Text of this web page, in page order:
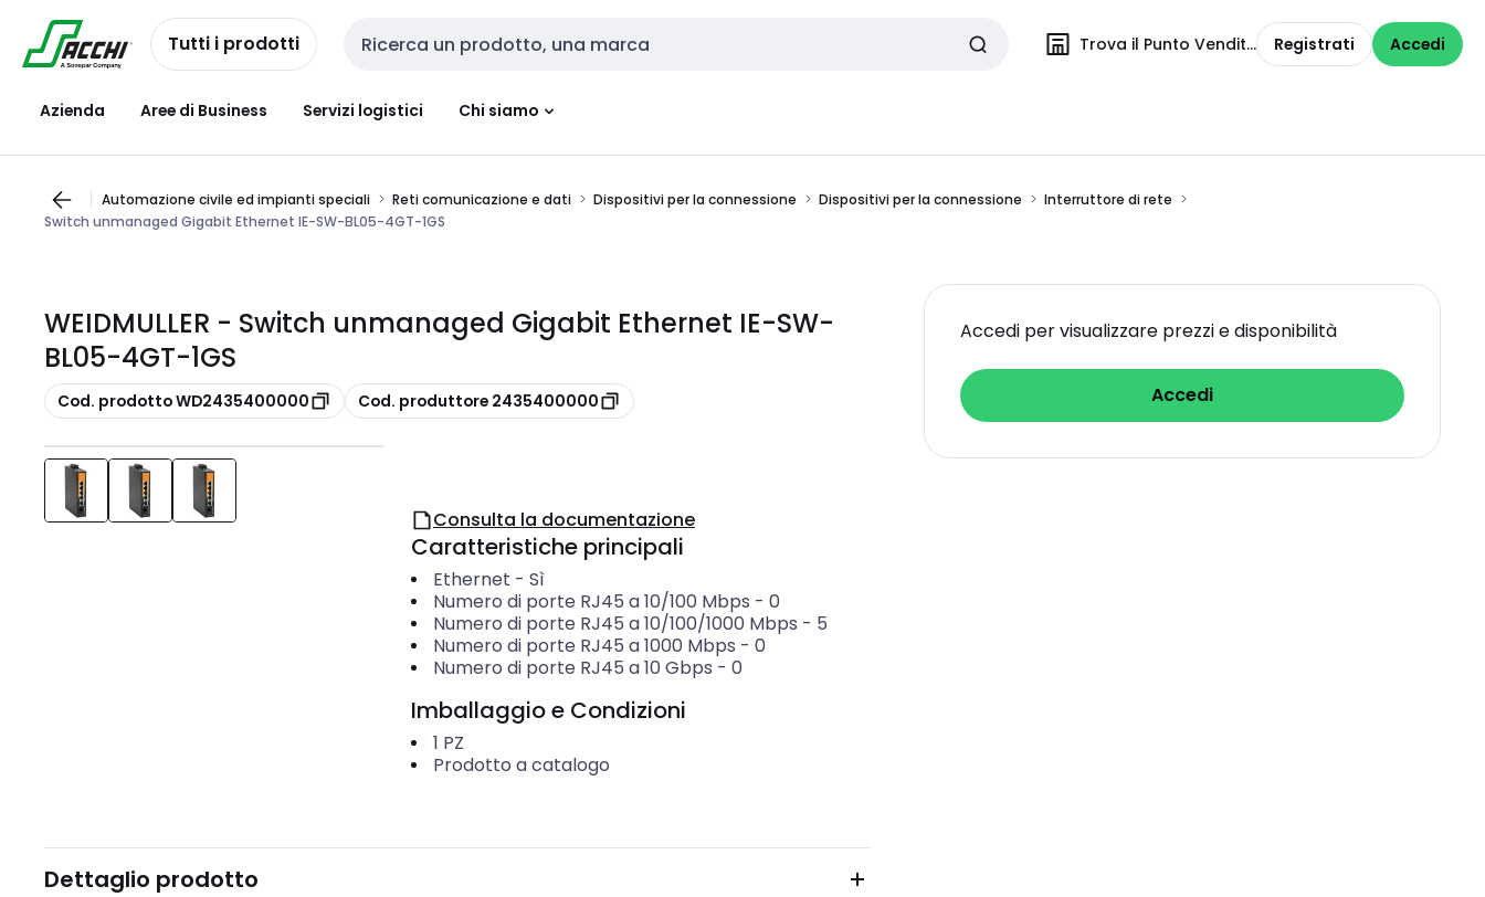
navigazione
Salta al
contenutoTutti i prodotti Cerca input Trova il Punto Vendita Registrati Accedi
Azienda Aree di Business Servizi logistici Chi siamo
Automazione civile ed impianti speciali Reti comunicazione e dati Dispositivi per la connessione Dispositivi per la connessione
Interruttore di rete
Switch unmanaged Gigabit Ethernet IE-SW-BL05-4GT-1GS
WEIDMULLER - Switch unmanaged Gigabit Ethernet IE-SW-
BL05-4GT-1GS
copia
Cod. prodotto WD2435400000 copia
Cod. produttore 2435400000
Accedi per visualizzare prezzi e disponibilità
Accedi
Consulta la documentazione
Caratteristiche principali
Ethernet - Sì
Numero di porte RJ45 a 10/100 Mbps - 0
Numero di porte RJ45 a 10/100/1000 Mbps - 5
Numero di porte RJ45 a 1000 Mbps - 0
Numero di porte RJ45 a 10 Gbps - 0
Imballaggio e Condizioni
1 PZ
Prodotto a catalogo
Dettaglio prodotto